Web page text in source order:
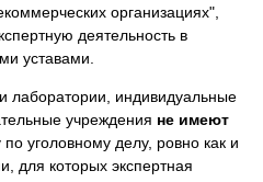
организациях",
деятельность в
уставами.
лаборатории, индивидуальные
учреждения не имеют
по уголовному делу, ровно как и
для которых экспертная